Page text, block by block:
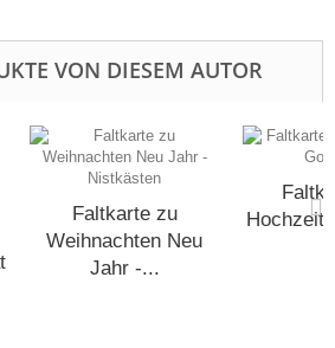
VON DIESEM AUTOR
Faltkarte zu
Weihnachten Neu
Jahr -...
Hochzeit